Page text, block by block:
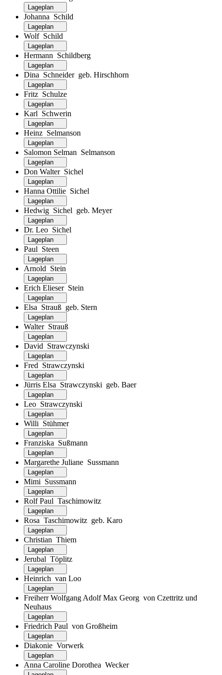
Johanna Schild
Wolf Schild
Hermann Schildberg
Dina Schneider geb. Hirschhorn
Fritz Schulze
Karl Schwerin
Heinz Selmanson
Salomon Selman Selmanson
Don Walter Sichel
Hanna Ottilie Sichel
Hedwig Sichel geb. Meyer
Dr. Leo Sichel
Paul Steen
Arnold Stein
Erich Elieser Stein
Elsa Strauß geb. Stern
Walter Strauß
David Strawczynski
Fred Strawczynski
Jürris Elsa Strawczynski geb. Baer
Leo Strawczynski
Willi Stühmer
Franziska Sußmann
Margarethe Juliane Sussmann
Mimi Sussmann
Rolf Paul Taschimowitz
Rosa Taschimowitz geb. Karo
Christian Thiem
Jerubal Töplitz
Heinrich van Loo
Freiherr Wolfgang Adolf Max Georg von Czettritz und
Neuhaus
Friedrich Paul von Großheim
Diakonie Vorwerk
Anna Caroline Dorothea Wecker